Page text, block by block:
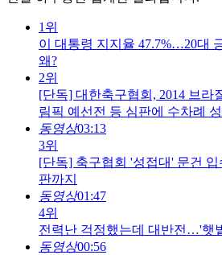
1위
이 대통령 지지율 47.7%…20대
왜?
2위
[단독] 대한축구협회, 2014 브라
림픽 예선전 등 심판에 수차례
동영상03:13
3위
[단독] 축구협회 '성접대' 문건
판까지
동영상01:47
4위
전력난 걱정했는데 대반전…'햇
동영상00:56